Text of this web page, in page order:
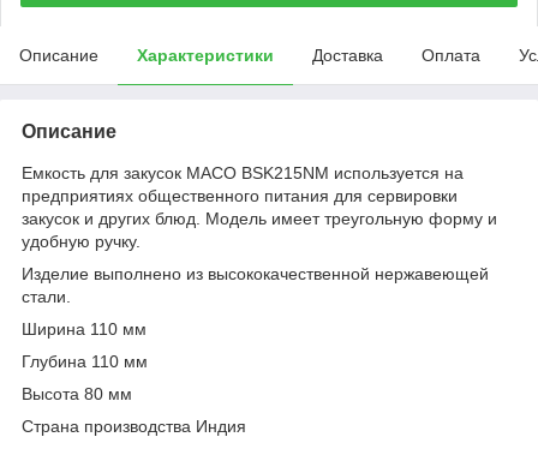
Описание Характеристики Доставка Оплата
Описание
Емкость для закусок MACO BSK215NM используется на
предприятиях общественного питания для сервировки
закусок и других блюд. Модель имеет треугольную форму и
удобную ручку.
Изделие выполнено из высококачественной нержавеющей
стали.
Ширина 110 мм
Глубина 110 мм
Высота 80 мм
Страна производства Индия